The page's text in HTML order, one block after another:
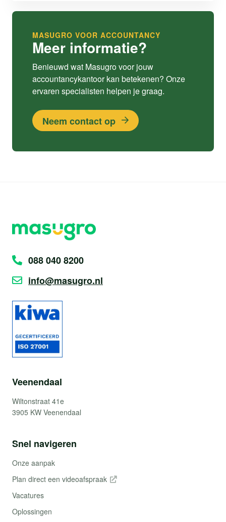
MASUGRO VOOR ACCOUNTANCY
Meer informatie?
Benieuwd wat Masugro voor jouw
accountancykantoor kan betekenen? Onze
ervaren specialisten helpen je graag.
Neem contact op
088 040 8200
info@masugro.nl
Veenendaal
Wiltonstraat 41e
3905 KW Veenendaal
Snel navigeren
Onze aanpak
Plan direct een videoafspraak
Vacatures
Oplossingen